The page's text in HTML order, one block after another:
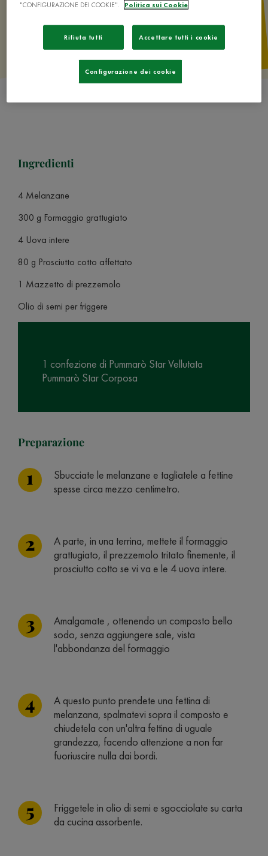
Ingredienti
4 Melanzane
300 g Formaggio grattugiato
4 Uova intere
80 g Prosciutto cotto affettato
1 Mazzetto di prezzemolo
Olio di semi per friggere
1 confezione di Pummarò Star Vellutata
Pummarò Star Corposa
Preparazione
Sbucciate le melanzane e tagliatele a fettine
spesse circa mezzo centimetro.
A parte, in una terrina, mettete il formaggio
grattugiato, il prezzemolo tritato finemente, il
prosciutto cotto se vi va e le 4 uova intere.
Amalgamate , ottenendo un composto bello
sodo, senza aggiungere sale, vista
l'abbondanza del formaggio
A questo punto prendete una fettina di
melanzana, spalmatevi sopra il composto e
chiudetela con un'altra fettina di uguale
grandezza, facendo attenzione a non far
fuoriuscire nulla dai bordi.
Friggetele in olio di semi e sgocciolate su carta
da cucina assorbente.
"CONFIGURAZIONE DEI COOKIE".
Politica sui Cookie
Rifiuta tutti Accettare tutti i cookie
Configurazione dei cookie